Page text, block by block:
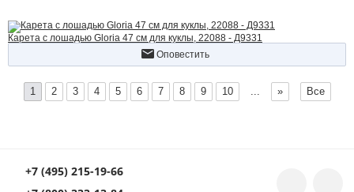
Карета с лошадью Gloria 47 см для куклы, 22088 - Д9331
Оповестить
1 2 3 4 5 6 7 8 9 10 ... » Все
+7 (495) 215-19-66